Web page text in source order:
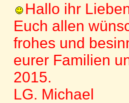
Hallo ihr
Euch allen
frohes und
eurer Familien
2015.
LG. Michael